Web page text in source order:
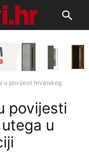
u povijesti hrvatskog
povijesti
u